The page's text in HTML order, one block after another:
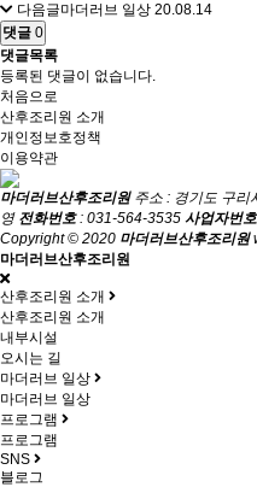
다음글마더러브 일상 20.08.14
댓글 0
댓글목록
등록된 댓글이 없습니다.
처음으로
산후조리원 소개
개인정보호정책
이용약관
마더러브산후조리원주소 : 경기도 구리
영 전화번호: 031-564-3535 사업자번호
Copyright © 2020 마더러브산후조리원
마더러브산후조리원
산후조리원 소개
산후조리원 소개
내부시설
오시는 길
마더러브 일상
마더러브 일상
프로그램
프로그램
SNS
블로그